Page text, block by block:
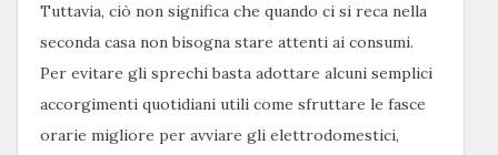
Tuttavia, ciò non significa che quando ci si reca nella
seconda casa non bisogna stare attenti ai consumi.
Per evitare gli sprechi basta adottare alcuni semplici
accorgimenti quotidiani utili come sfruttare le fasce
orarie migliore per avviare gli elettrodomestici,